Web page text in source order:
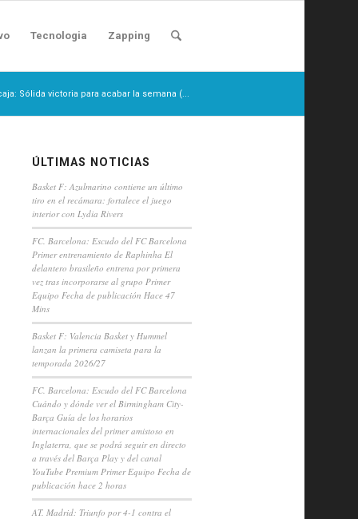
Tecnologia Zapping
Sólida victoria para acabar la semana (...
ÚLTIMAS NOTICIAS
Basket F: Azulmarino contiene un último
tiro en el recámara: fortalece el juego
interior con Lydia Rivers
FC. Barcelona: Escudo del FC Barcelona
Primer entrenamiento de Raphinha El
delantero brasileño entrena por primera
vez tras incorporarse al grupo Primer
Equipo Fecha de publicación Hace 47
Mins
Basket F: Valencia Basket y Hummel
lanzan la primera camiseta para la
temporada 2026/27
FC. Barcelona: Escudo del FC Barcelona
Cuándo y dónde ver el Birmingham City-
Barça Guía de los horarios
internacionales del primer amistoso en
Inglaterra, que se podrá seguir en directo
a través del Barça Play y del canal
YouTube Premium Primer Equipo Fecha de
publicación hace 2 horas
AT. Madrid: Triunfo por 4-1 contra el